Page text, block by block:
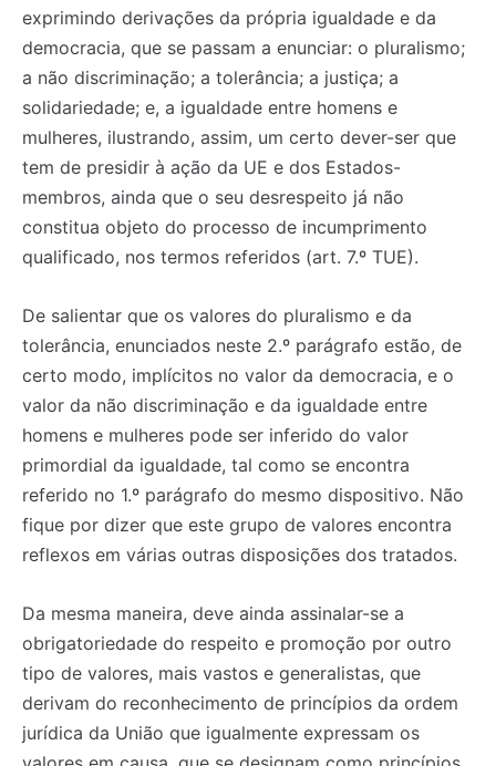
exprimindo derivações da própria igualdade e da
democracia, que se passam a enunciar: o pluralismo;
a não discriminação; a tolerância; a justiça; a
solidariedade; e, a igualdade entre homens e
mulheres, ilustrando, assim, um certo dever-ser que
tem de presidir à ação da UE e dos Estados-
membros, ainda que o seu desrespeito já não
constitua objeto do processo de incumprimento
qualificado, nos termos referidos (art. 7.º TUE).
De salientar que os valores do pluralismo e da
tolerância, enunciados neste 2.º parágrafo estão, de
certo modo, implícitos no valor da democracia, e o
valor da não discriminação e da igualdade entre
homens e mulheres pode ser inferido do valor
primordial da igualdade, tal como se encontra
referido no 1.º parágrafo do mesmo dispositivo. Não
fique por dizer que este grupo de valores encontra
reflexos em várias outras disposições dos tratados.
Da mesma maneira, deve ainda assinalar-se a
obrigatoriedade do respeito e promoção por outro
tipo de valores, mais vastos e generalistas, que
derivam do reconhecimento de princípios da ordem
jurídica da União que igualmente expressam os